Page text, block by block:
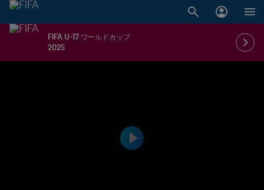
FIFA U-17 ワールドカップ
2025